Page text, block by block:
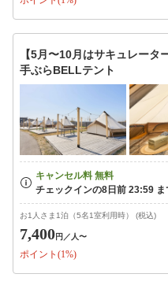
【5月〜10月はサキュレー
手ぶらBELLテント
お1人さま1泊（5名1室利用時） (税込)
7,400円 ／人〜
ポイント(1%)